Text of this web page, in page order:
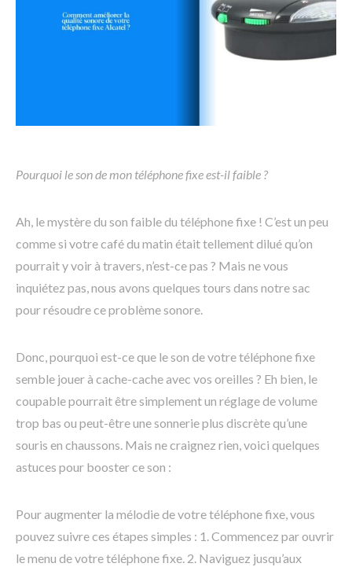
Pourquoi le son de mon téléphone fixe est-il faible ?
Ah, le mystère du son faible du téléphone fixe ! C’est un peu
comme si votre café du matin était tellement dilué qu’on
pourrait y voir à travers, n’est-ce pas ? Mais ne vous
inquiétez pas, nous avons quelques tours dans notre sac
pour résoudre ce problème sonore.
Donc, pourquoi est-ce que le son de votre téléphone fixe
semble jouer à cache-cache avec vos oreilles ? Eh bien, le
coupable pourrait être simplement un réglage de volume
trop bas ou peut-être une sonnerie plus discrète qu’une
souris en chaussons. Mais ne craignez rien, voici quelques
astuces pour booster ce son :
Pour augmenter la mélodie de votre téléphone fixe, vous
pouvez suivre ces étapes simples : 1. Commencez par ouvrir
le menu de votre téléphone fixe. 2. Naviguez jusqu’aux